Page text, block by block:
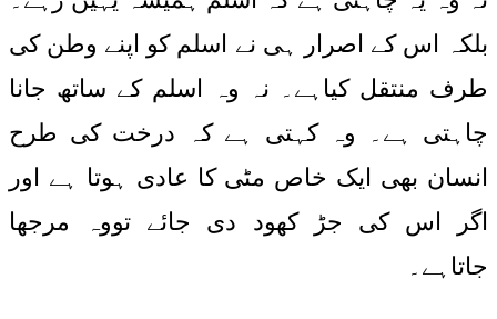
بلکہ اس کے اصرار ہی نے اسلم کو اپنے وطن کی
طرف منتقل کیاہے۔ نہ وہ اسلم کے ساتھ جانا
چاہتی ہے۔ وہ کہتی ہے کہ درخت کی طرح
انسان بھی ایک خاص مٹی کا عادی ہوتا ہے اور
اگر اس کی جڑ کھود دی جائے تووہ مرجھا
جاتاہے۔